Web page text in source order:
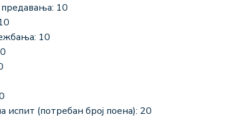
10
10
испит (потребан број поена): 20